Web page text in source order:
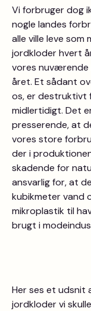
Vi forbruger dog
nogle landes
alle ville leve som
jordkloder hvert
vores nuværende
året. Et sådant
os, er destruktivt
midlertidigt. Det
presserende, at
vores store
der i
skadende for
ansvarlig for, at
kubikmeter vand
mikroplastik til
brugt i
Her ses et udsnit
jordkloder vi